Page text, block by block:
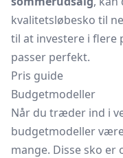
kvalitetsløbesko til
til at investere i flere
passer perfekt.
Pris guide
Budgetmodeller
Når du træder ind i
budgetmodeller
mange. Disse sko er